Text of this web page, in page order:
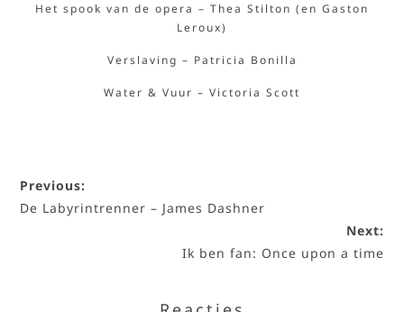
Het spook van de opera – Thea Stilton (en Gaston
Leroux)
Verslaving – Patricia Bonilla
Water & Vuur – Victoria Scott
Previous:
De Labyrintrenner – James Dashner
Next:
Ik ben fan: Once upon a time